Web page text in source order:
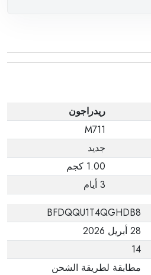
ريدراجون
M711
جديد
1.00 كجم
3 أيام
BFDQQU1T4QGHDB8
28 أبريل 2026
14
مطابقة لطريقة الشحن